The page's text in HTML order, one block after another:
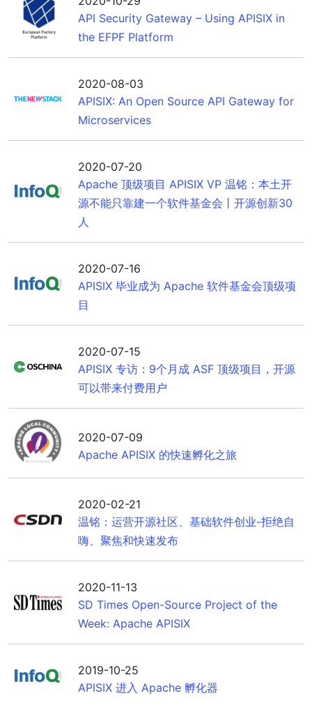
API Security Gateway – Using APISIX in
the EFPF Platform
2020-08-03
APISIX: An Open Source API Gateway for
Microservices
2020-07-20
Apache 顶级项目 APISIX VP 温铭：本土开
源不能只靠建一个软件基金会丨开源创新30
人
2020-07-16
APISIX 毕业成为 Apache 软件基金会顶级项
目
2020-07-15
APISIX 专访：9个月成 ASF 顶级项目，开源
可以带来付费用户
2020-07-09
Apache APISIX 的快速孵化之旅
2020-02-21
温铭：运营开源社区、基础软件创业-拒绝自
嗨、聚焦和快速发布
2020-11-13
SD Times Open-Source Project of the
Week: Apache APISIX
2019-10-25
APISIX 进入 Apache 孵化器